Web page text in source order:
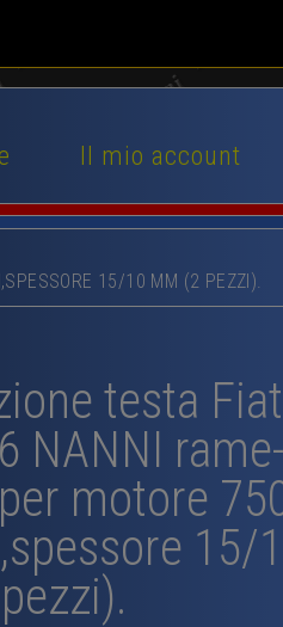
Il mio account
15/10 MM (2 PEZZI).
testa
NANNI rame-
motore
15/